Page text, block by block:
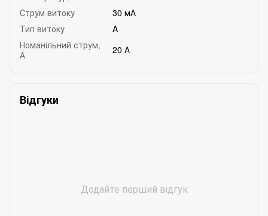
Струм витоку
30 мА
Тип витоку
A
Номанільний струм,
А
20 А
Відгуки
Додайте перший відгук